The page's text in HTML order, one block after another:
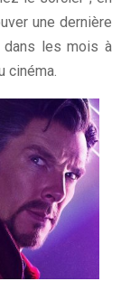
une dernière
dans les mois à
cinéma.